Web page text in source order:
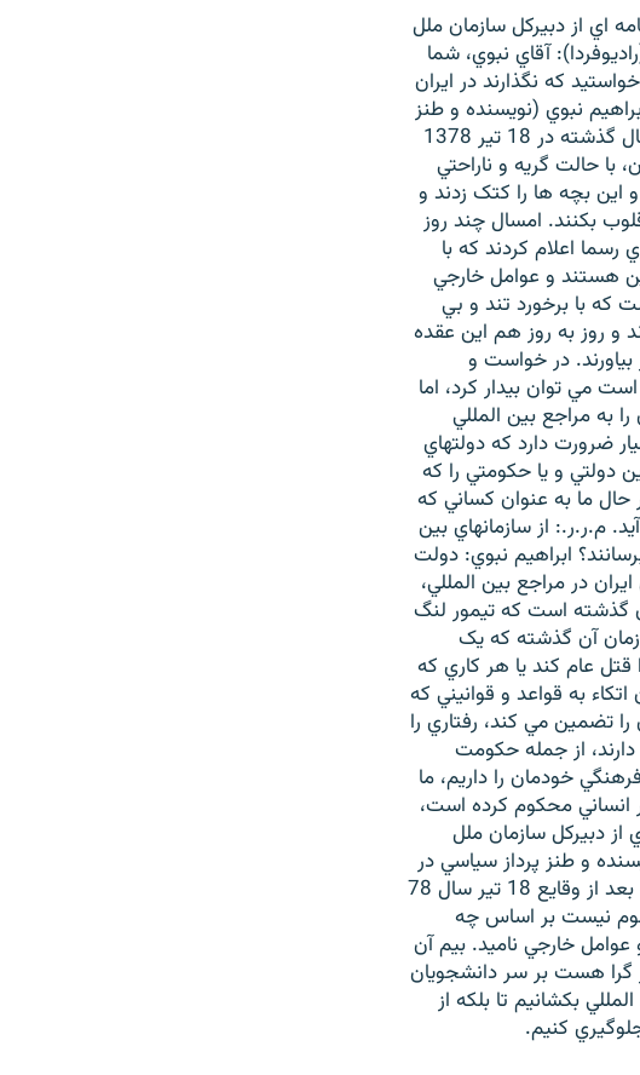
اي از دبيرکل سازمان ملل
آقاي نبوي، شما
که نگذارند در ايران
نبوي (نويسنده و طنز
پرداز سياسي، پاريس): در سالهاي گذشته، به خصوص اتفاقي که در سه سال گذشته در 18 تير 1378
با حالت گريه و ناراحتي
اين بچه ها را کتک زدند و
بکنند. امسال چند روز
اعلام کردند که با
هستند و عوامل خارجي
که با برخورد تند و بي
و روز به روز هم اين عقده
تلافي اش را سر بچه هاي 20 تا 25 ساله در بياورند. در خواست و
مي توان بيدار کرد، اما
به مراجع بين المللي
ضرورت دارد که دولتهاي
دولتي و يا حکومتي را که
حال ما به عنوان کساني که
م.ر.ر.: از سازمانهاي بين
ابراهيم نبوي: دولت
در مراجع بين المللي،
گذشته است که تيمور لنگ
آن گذشته که يک
سال و مردم خودش را قتل عام کند يا هر کاري که
به قواعد و قوانيني که
تضمين مي کند، رفتاري را
از جمله حکومت
خودمان را داريم، ما
انساني محکوم کرده است،
از دبيرکل سازمان ملل
و طنز پرداز سياسي در
پاريس و يکي از امضاء کنندگان طومار در مصاحبه با راديوفردا مي گويد که بعد از وقايع 18 تير سال 78
نيست بر اساس چه
خارجي ناميد. بيم آن
گرا هست بر سر دانشجويان
بکشانيم تا بلکه از
کنيم.